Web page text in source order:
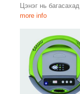
Цэнэг нь
more info